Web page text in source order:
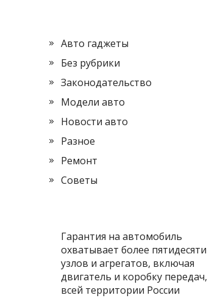
Авто гаджеты
Без рубрики
Законодательство
Модели авто
Новости авто
Разное
Ремонт
Советы
Гарантия на автомобиль
охватывает более пятидесяти
узлов и агрегатов, включая
двигатель и коробку передач,
всей территории России